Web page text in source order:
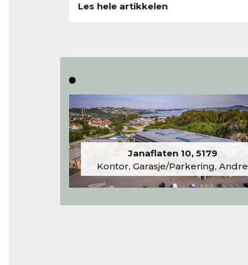
Les hele artikkelen
Janaflaten 10, 5179
Kontor, Garasje/Parkering, Andre